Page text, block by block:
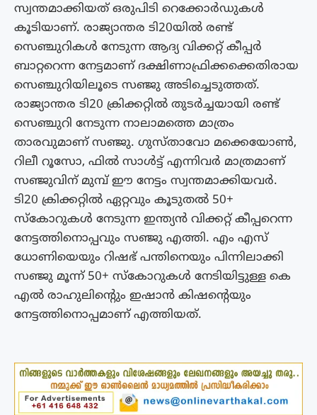
സ്വന്തമാക്കിയത് ഒരുപിടി റെക്കോര്‍ഡുകള്‍
കൂടിയാണ്. രാജ്യാന്തര ടി20യില്‍ രണ്ട്
സെഞ്ചുറികള്‍ നേടുന്ന ആദ്യ വിക്കറ്റ് കീപ്പര്‍
ബാറ്ററെന്ന നേട്ടമാണ് ദക്ഷിണാഫ്രിക്കക്കെതിരായ
സെഞ്ചുറിയിലൂടെ സഞ്ജു അടിച്ചെടുത്തത്.
രാജ്യാന്തര ടി20 ക്രിക്കറ്റില്‍ തുടര്‍ച്ചയായി രണ്ട്
സെഞ്ചുറി നേടുന്ന നാലാമത്തെ മാത്രം
താരവുമാണ് സഞ്ജു. ഗുസ്താവോ മക്കെയോണ്‍,
റിലീ റൂസോ, ഫില്‍ സാള്‍ട്ട് എന്നിവര്‍ മാത്രമാണ്
സഞ്ജുവിന് മുമ്പ് ഈ നേട്ടം സ്വന്തമാക്കിയവര്‍.
ടി20 ക്രിക്കറ്റില്‍ ഏറ്റവും കൂടുതല്‍ 50+
സ്കോറുകള്‍ നേടുന്ന ഇന്ത്യൻ വിക്കറ്റ് കീപ്പറെന്ന
നേട്ടത്തിനൊപ്പവും സഞ്ജു എത്തി. എം എസ്
ധോണിയെയും റിഷഭ് പന്തിനെയും പിന്നിലാക്കി
സഞ്ജു മൂന്ന് 50+ സ്കോറുകള്‍ നേടിയിട്ടുള്ള കെ
എല്‍ രാഹുലിന്‍റെും ഇഷാന്‍ കിഷന്‍റെയും
നേട്ടത്തിനൊപ്പമാണ് എത്തിയത്.